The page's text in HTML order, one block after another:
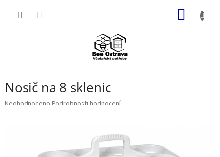
Nosič na 8 sklenic
Průměrné
Neohodnoceno Podrobnosti hodnocení